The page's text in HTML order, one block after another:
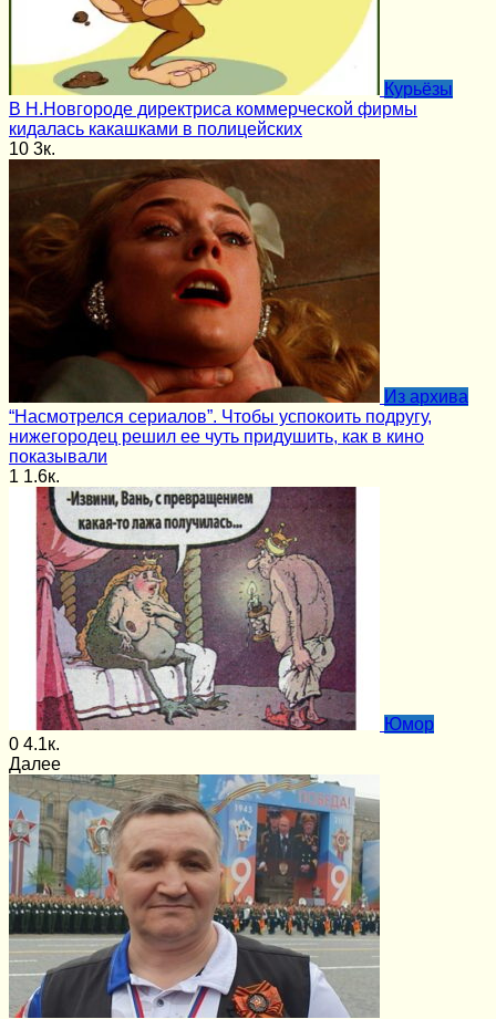
Курьёзы
В Н.Новгороде директриса коммерческой фирмы
кидалась какашками в полицейских
10 3к.
Из архива
“Насмотрелся сериалов”. Чтобы успокоить подругу,
нижегородец решил ее чуть придушить, как в кино
показывали
1 1.6к.
Юмор
0 4.1к.
Далее